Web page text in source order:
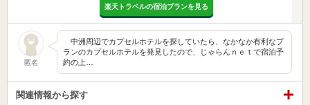
楽天トラベルの宿泊プランを見る
匿名
中洲周辺でカプセルホテルを探していたら、なかなか有利なプ
ランのカプセルホテルを発見したので、じゃらんｎｅｔで宿泊予
約の上…
関連情報から探す